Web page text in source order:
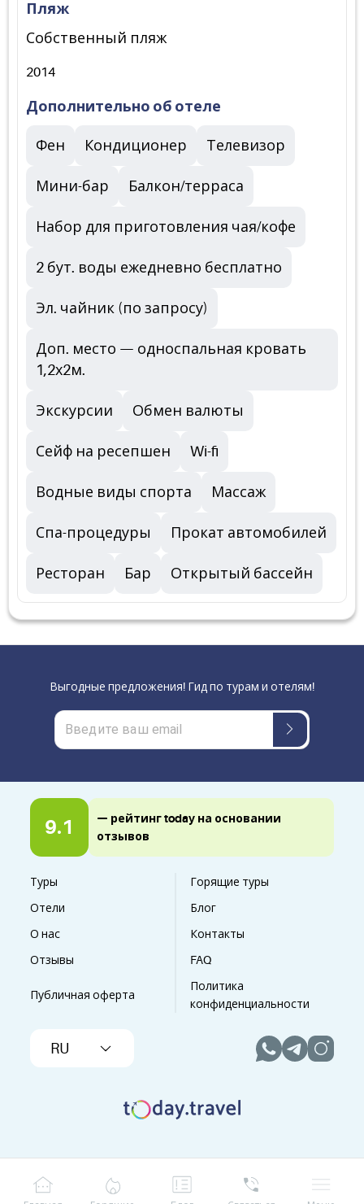
Пляж
Собственный пляж
2014
Дополнительно об отеле
Фен Кондиционер Телевизор
Мини-бар Балкон/терраса
Набор для приготовления чая/кофе
2 бут. воды ежедневно бесплатно
Эл. чайник (по запросу)
Доп. место — односпальная кровать
1,2х2м.
Экскурсии Обмен валюты
Сейф на ресепшен Wi-fi
Водные виды спорта Массаж
Спа-процедуры Прокат автомобилей
Ресторан Бар Открытый бассейн
9.1
— рейтинг today на основании
отзывов
Туры
Горящие туры
Отели
Блог
О нас
Контакты
Отзывы
FAQ
Публичная оферта
Политика
конфиденциальности
RU
Выгодные предложения! Гид по турам и отелям!